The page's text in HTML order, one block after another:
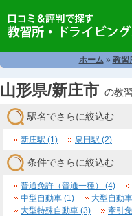
ホーム» 教習
山形県/新庄市 の教
駅名でさらに絞込む
新庄駅 (1) 泉田駅 (2)
条件でさらに絞込む
普通免許（普通一種） (4)
中型自動車 (1)
大型自動
大型特殊自動車 (3)
牽引